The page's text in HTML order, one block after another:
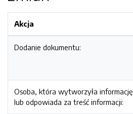
Akcja
Dodanie dokumentu:
Osoba, która wytworzyła informację
lub odpowiada za treść informacji: